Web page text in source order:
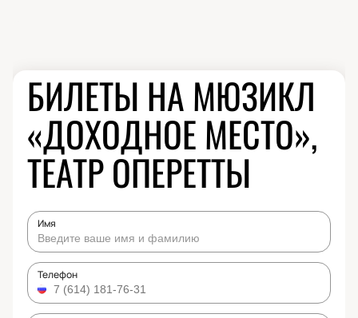
БИЛЕТЫ НА МЮЗИКЛ
«ДОХОДНОЕ МЕСТО»,
ТЕАТР ОПЕРЕТТЫ
Имя
Телефон